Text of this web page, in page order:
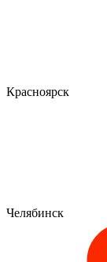
Красноярск
Челябинск